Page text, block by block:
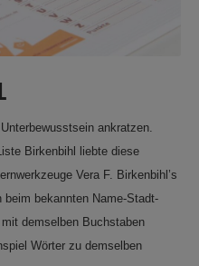
ankratzen.
Birkenbihl liebte diese
Vera F. Birkenbihl’s
bekannten Name-Stadt-
demselben Buchstaben
Wörter zu demselben